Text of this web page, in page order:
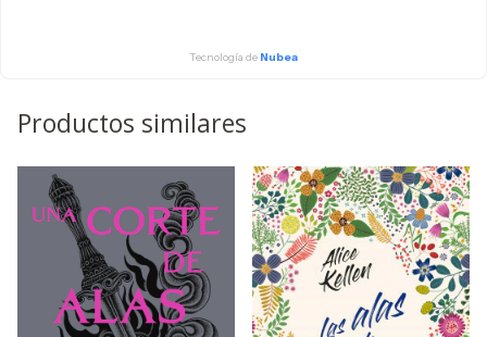
Tecnología de Nubea
Productos similares